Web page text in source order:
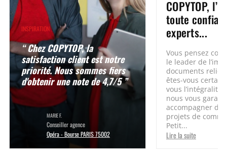
INSPIRATION
“ Chez COPYTOP, la
satisfaction client est notre
priorité. Nous sommes fiers
d'obtenir une note de 4,7/5 ”
MARIE F.
Conseiller agence
Opéra - Bourse PARIS 75002
COPYTOP,
toute
experts...
Vous pensez
le leader de
documents reliés
êtes-vous certain
vous l’intégralité
nous vous
accompagner
projets de
Petit...
Lire la suite